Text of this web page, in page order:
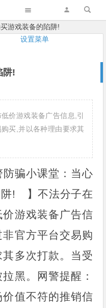
设置菜单
游戏装备的陷阱!
阱!
价游戏装备广告信息,引
买,并以各种理由要求其
防骗小课堂：当心
!
】不法分子在
游戏装备广告信
官方平台交易购
多次打款。当受
黑。网警提醒：
值不符的推销信